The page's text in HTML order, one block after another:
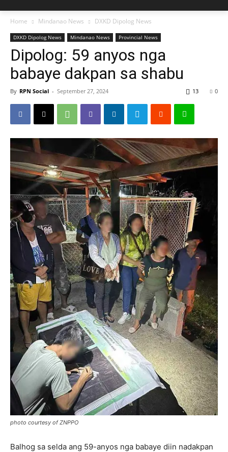
Home Mindanao News DXKD Dipolog News
DXKD Dipolog News Mindanao News Provincial News
Dipolog: 59 anyos nga
babaye dakpan sa shabu
By RPN Social - September 27, 2024 0
13
photo courtesy of ZNPPO
Balhog sa selda ang 59-anyos nga babaye diin nadakpan